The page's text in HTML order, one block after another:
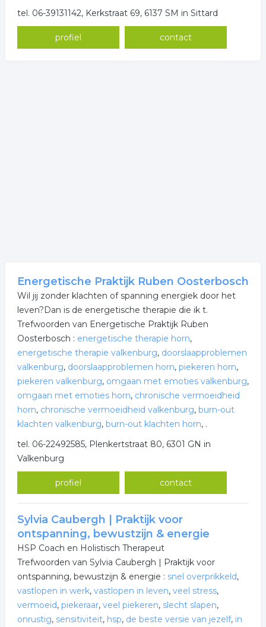
tel. 06-39131142, Kerkstraat 69, 6137 SM in Sittard
profiel contact
Energetische Praktijk Ruben Oosterbosch
Wil jij zonder klachten of spanning energiek door het
leven?Dan is de energetische therapie die ik t.
Trefwoorden van Energetische Praktijk Ruben
Oosterbosch : energetische therapie horn,
energetische therapie valkenburg, doorslaapproblemen
valkenburg, doorslaapproblemen horn, piekeren horn,
piekeren valkenburg, omgaan met emoties valkenburg,
omgaan met emoties horn, chronische vermoeidheid
horn, chronische vermoeidheid valkenburg, burn-out
klachten valkenburg, burn-out klachten horn, .
tel. 06-22492585, Plenkertstraat 80, 6301 GN in
Valkenburg
profiel contact
Sylvia Caubergh | Praktijk voor
ontspanning, bewustzijn & energie
HSP Coach en Holistisch Therapeut
Trefwoorden van Sylvia Caubergh | Praktijk voor
ontspanning, bewustzijn & energie : snel overprikkeld,
vastlopen in werk, vastlopen in leven, veel stress,
vermoeid, piekeraar, veel piekeren, slecht slapen,
onrustig, sensitiviteit, hsp, de beste versie van jezelf, in